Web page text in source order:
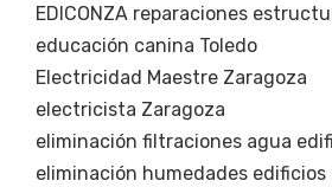
EDICONZA reparaciones
educación canina Toledo
Electricidad Maestre Zaragoza
electricista Zaragoza
eliminación filtraciones agua
eliminación humedades edificios